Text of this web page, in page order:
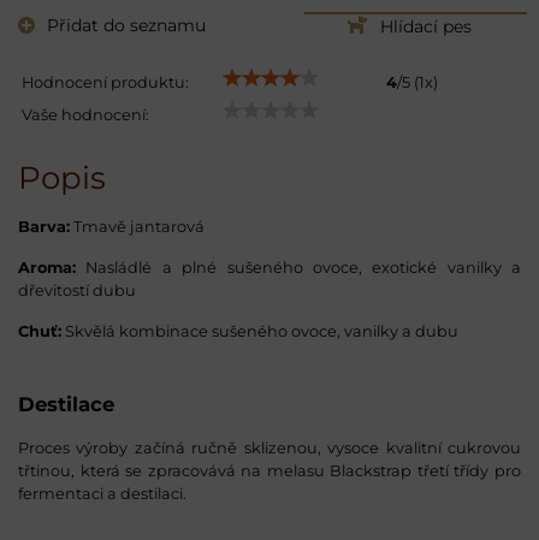
Přidat do seznamu
Hlídací pes
Hodnocení produktu: 4/5 (1 x)
Vaše hodnocení:
Popis
Barva: Tmavě jantarová
Aroma: Nasládlé a plné sušeného ovoce, exotické vanilky a
dřevitostí dubu
Chuť: Skvělá kombinace sušeného ovoce, vanilky a dubu
Destilace
Proces výroby začíná ručně sklizenou, vysoce kvalitní cukrovou
třtinou, která se zpracovává na melasu Blackstrap třetí třídy pro
fermentaci a destilaci.